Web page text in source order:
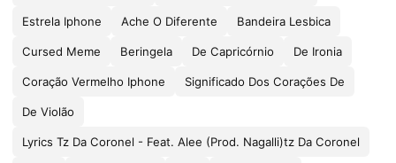
Estrela Iphone Ache O Diferente Bandeira Lesbica
Cursed Meme Beringela De Capricórnio De Ironia
Coração Vermelho Iphone Significado Dos Corações De
De Violão
Lyrics Tz Da Coronel - Feat. Alee (Prod. Nagalli)tz Da Coronel